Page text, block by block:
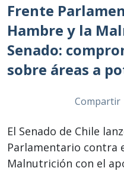
Frente
Hambre y la
Senado:
sobre áreas a
Compartir
El Senado de Chile
Parlamentario contra
Malnutrición con el